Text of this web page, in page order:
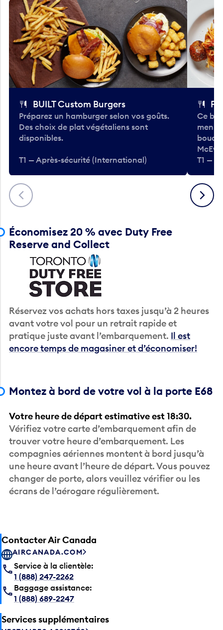
Précédent
BUILT Custom Burgers
Préparez un hamburger selon vos goûts.
Des choix de plat végétaliens sont
disponibles.
T1 — Après-sécurité (International)
Ce
menu
T1 —
Suivant
Économisez 20 % avec Duty Free
Reserve and Collect
Réservez vos achats hors taxes jusqu’à 2 heures
avant votre vol pour un retrait rapide et
pratique juste avant l’embarquement. Il est
encore temps de magasiner et d’économiser!
Montez à bord de votre vol à la porte E68
Votre heure de départ estimative est 18:30.
Vérifiez votre carte d’embarquement afin de
trouver votre heure d’embarquement. Les
compagnies aériennes montent à bord jusqu’à
une heure avant l’heure de départ. Vous pouvez
changer de porte, alors veuillez vérifier ou les
écrans de l’aérogare régulièrement.
Contacter Air Canada
AIRCANADA.COM
Service à la clientèle:
1 (888) 247-2262
Baggage assistance:
1 (888) 689-2247
Services supplémentaires